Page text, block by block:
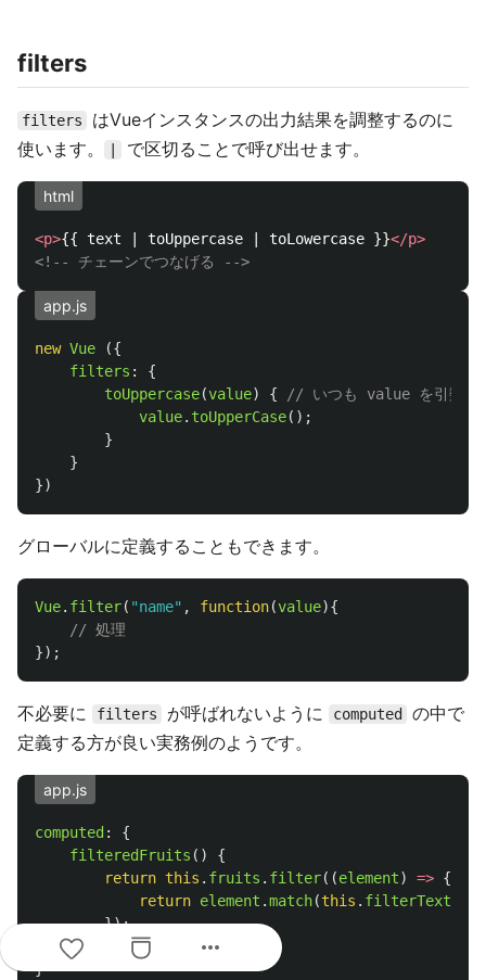
filters
filters
はVueインスタンスの出力結果を調整するのに
使います。
で区切ることで呼び出せます。
html
<p>{{ text | toUppercase | toLowercase }}</p>
<!-- チェーンでつなげる -->
app.js
new Vue
({
filters :
{
toUppercase(value) {
// いつも value を引数に
value. toUpperCase();
}
}
})
グローバルに定義することもできます。
Vue. filter( "name" , function(value){
// 処理
});
不必要に filters が呼ばれないように computed
の中で
定義する方が良い実務例のようです。
app.js
computed :
{
filteredFruits ()
{
return this . fruits . filter((element) => {
return element .match(this . filterText
});
}
}
more_horiz